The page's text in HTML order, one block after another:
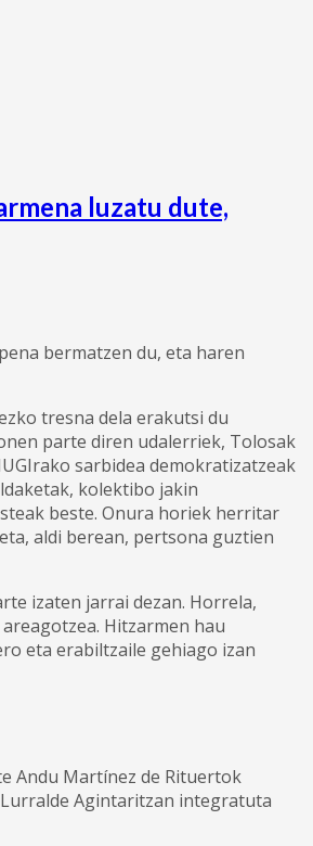
luzatu dute,
bermatzen du, eta haren
tresna dela erakutsi du
parte diren udalerriek, Tolosak
sarbidea demokratizatzeak
kolektibo jakin
beste. Onura horiek herritar
aldi berean, pertsona guztien
izaten jarrai dezan. Horrela,
Hitzarmen hau
eta erabiltzaile gehiago izan
Andu Martínez de Rituertok
Agintaritzan integratuta